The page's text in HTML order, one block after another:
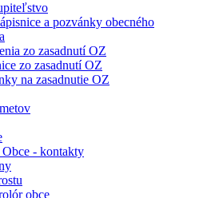
a pozvánky obecného
zo zasadnutí OZ
zo zasadnutí OZ
na zasadnutie OZ
Obce - kontakty
obce